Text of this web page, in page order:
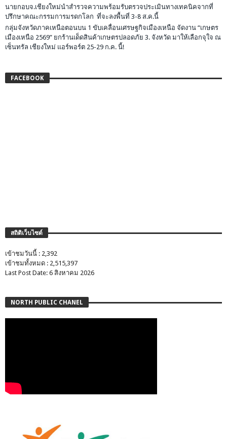
นายกอบจ.เชียงใหม่นำสำรวจความพร้อมรับตรวจประเมินทางเทคนิคจากที่
ปรึกษาคณะกรรมการมรดกโลก ที่จะลงพื้นที่ 3-8 ส.ค.นี้
กลุ่มจังหวัดภาคเหนือตอนบน 1 ขับเคลื่อนเศรษฐกิจเมืองเหนือ จัดงาน “เกษตร
เมืองเหนือ 2569” ยกร้านเด็ดสินค้าเกษตรปลอดภัย 3. จังหวัด มาให้เลือกจุใจ ณ
เซ็นทรัล เชียงใหม่ แอร์พอร์ต 25-29 ก.ค. นี้!
FACEBOOK
สถิติเว็บไซต์
เข้าชมวันนี้ : 2,392
เข้าชมทั้งหมด : 2,515,397
Last Post Date: 6 สิงหาคม 2026
NORTH PUBLIC CHANEL